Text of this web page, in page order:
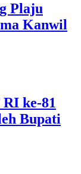
Plaju
Kanwil
ke-81
Bupati